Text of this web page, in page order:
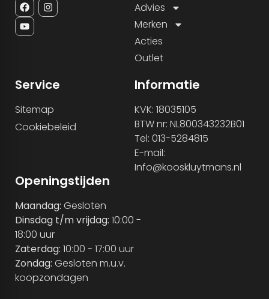
Advies
Merken
Acties
Outlet
Service
Sitemap
Cookiebeleid
Informatie
KVK: 18035105
BTW nr: NL800343232B01
Tel: 013-5284815
E-mail:
Info@kooskluytmans.nl
Openingstijden
Maandag: Gesloten
Dinsdag t/m vrijdag: 10:00 -
18:00 uur
Zaterdag: 10:00 - 17:00 uur
Zondag: Gesloten m.u.v.
koopzondagen